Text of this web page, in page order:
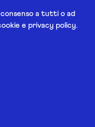
a tutti o ad
e privacy policy.